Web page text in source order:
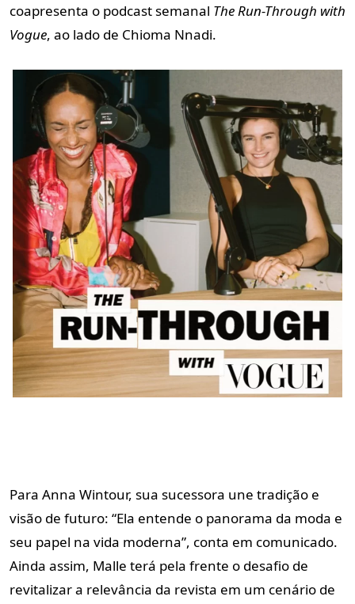
coapresenta o podcast semanal The Run-Through with
Vogue, ao lado de Chioma Nnadi.
Para Anna Wintour, sua sucessora une tradição e
visão de futuro: “Ela entende o panorama da moda e
seu papel na vida moderna”, conta em comunicado.
Ainda assim, Malle terá pela frente o desafio de
revitalizar a relevância da revista em um cenário de